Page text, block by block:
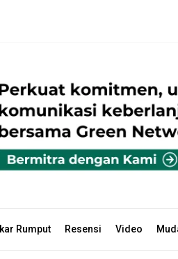
Rumput Resensi Video